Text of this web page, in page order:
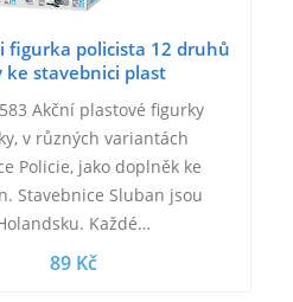
figurka policista 12 druhů
ke stavebnici plast
Akční plastové figurky
v různých variantách
Policie, jako doplněk ke
Stavebnice Sluban jsou
Každé…
89 Kč